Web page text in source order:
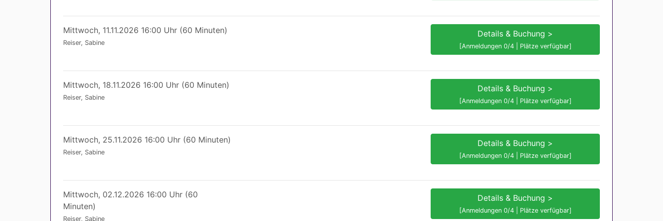
Mittwoch, 11.11.2026 16:00 Uhr (60 Minuten)
Reiser, Sabine
Details & Buchung >
[Anmeldungen 0/4 | Plätze verfügbar]
Mittwoch, 18.11.2026 16:00 Uhr (60 Minuten)
Reiser, Sabine
Details & Buchung >
[Anmeldungen 0/4 | Plätze verfügbar]
Mittwoch, 25.11.2026 16:00 Uhr (60 Minuten)
Reiser, Sabine
Details & Buchung >
[Anmeldungen 0/4 | Plätze verfügbar]
Mittwoch, 02.12.2026 16:00 Uhr (60
Minuten)
Reiser, Sabine
Details & Buchung >
[Anmeldungen 0/4 | Plätze verfügbar]